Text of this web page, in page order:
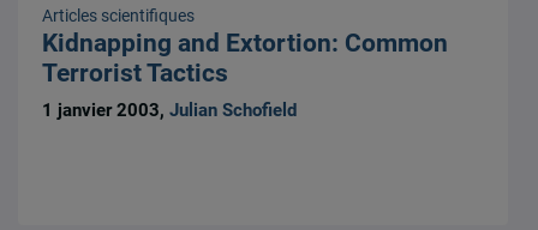
Articles scientifiques
Kidnapping and Extortion: Common
Terrorist Tactics
1 janvier 2003,Julian Schofield